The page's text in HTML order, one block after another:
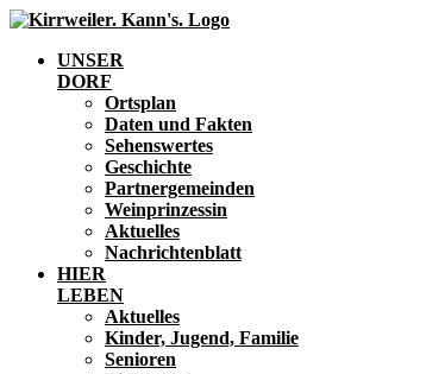
UNSER
DORF
Ortsplan
Daten und Fakten
Sehenswertes
Geschichte
Partnergemeinden
Weinprinzessin
Aktuelles
Nachrichtenblatt
HIER
LEBEN
Aktuelles
Kinder, Jugend, Familie
Senioren